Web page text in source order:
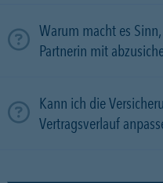
Warum macht es
Partnerin mit
Kann ich die
Vertragsverlauf